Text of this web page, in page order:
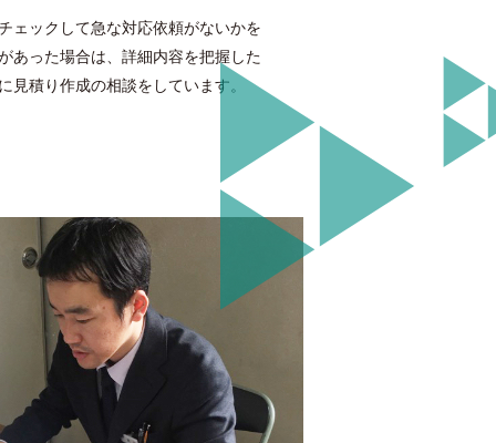
ェックして急な対応依頼がないかを
あった場合は、詳細内容を把握した
見積り作成の相談をしています。